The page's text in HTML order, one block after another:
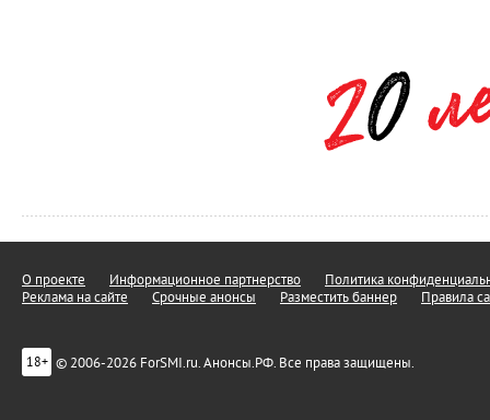
О проекте Информационное партнерство
Политика
Реклама на сайте
Срочные анонсы Разместить баннер Правила
18+ © 2006-2026 ForSMI.ru. Анонсы.РФ. Все права защищены.